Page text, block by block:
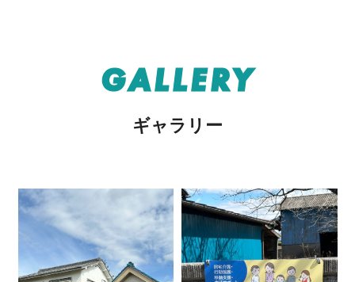
GALLERY
ギャラリー